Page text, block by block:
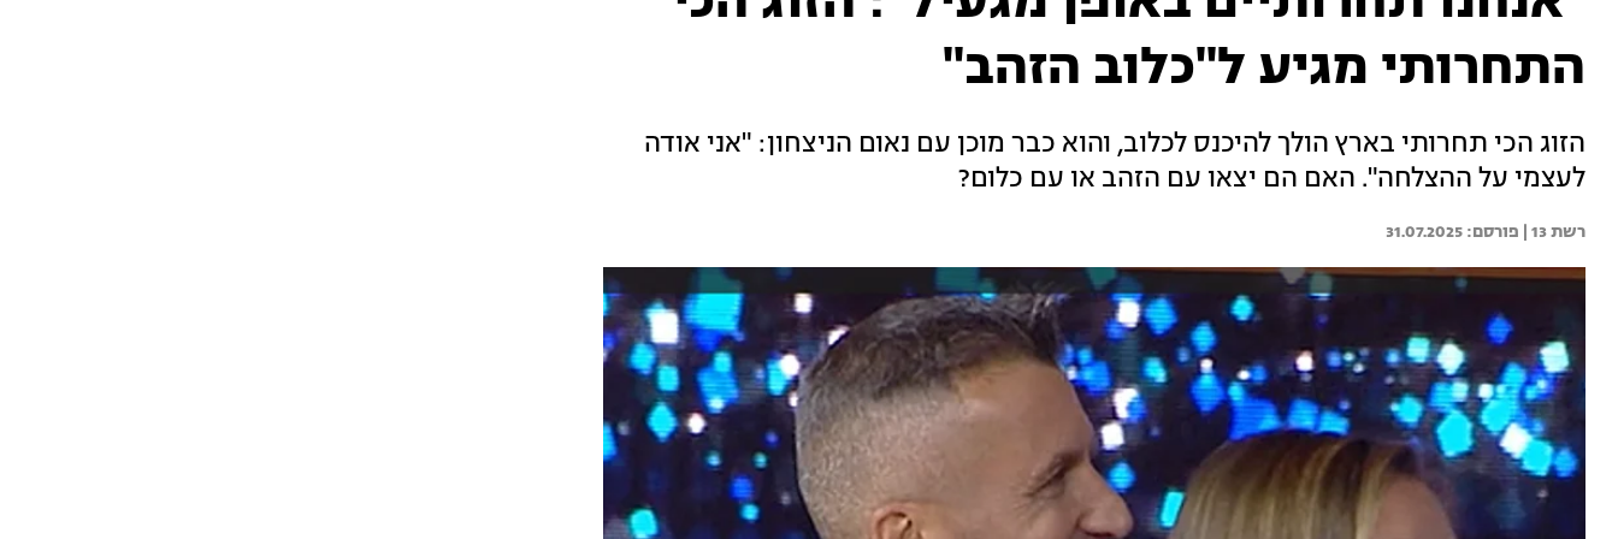
התחרותי מגיע ל"כלוב הזהב"
הזוג הכי תחרותי בארץ הולך להיכנס לכלוב, והוא כבר מוכן עם נאום הניצחון: "אני אודה
לעצמי על ההצלחה". האם הם יצאו עם הזהב או עם כלום?
רשת 13 | 31.07.2025